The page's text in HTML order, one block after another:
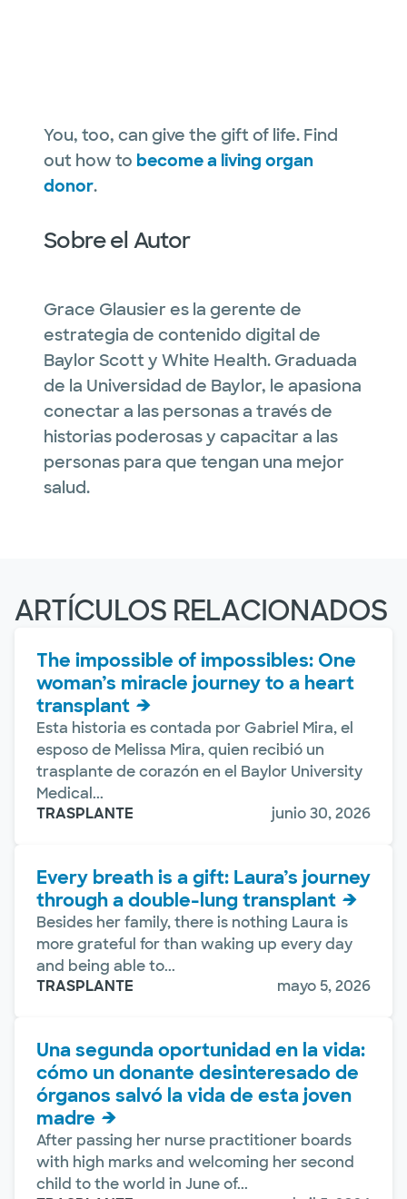
You, too, can give the gift of life. Find
out how to become a living organ
donor.
Sobre el Autor
Grace Glausier es la gerente de
estrategia de contenido digital de
Baylor Scott y White Health. Graduada
de la Universidad de Baylor, le apasiona
conectar a las personas a través de
historias poderosas y capacitar a las
personas para que tengan una mejor
salud.
ARTÍCULOS RELACIONADOS
The impossible of impossibles: One
woman’s miracle journey to a heart
transplant
Esta historia es contada por Gabriel Mira, el
esposo de Melissa Mira, quien recibió un
trasplante de corazón en el Baylor University
Medical...
TRASPLANTE
junio 30, 2026
Every breath is a gift: Laura’s journey
through a double-lung transplant
Besides her family, there is nothing Laura is
more grateful for than waking up every day
and being able to...
TRASPLANTE
mayo 5, 2026
Una segunda oportunidad en la vida:
cómo un donante desinteresado de
órganos salvó la vida de esta joven
madre
After passing her nurse practitioner boards
with high marks and welcoming her second
child to the world in June of...